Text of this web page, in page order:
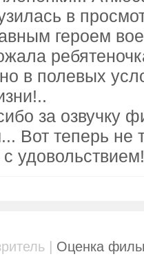
в
героем
в полевых
за озвучку
Вот теперь не
удовольствием!
| Оценка